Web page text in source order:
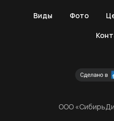
Виды Фото
ООО